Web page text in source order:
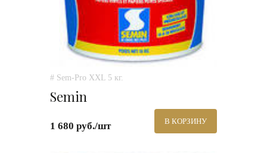
# Sem-Pro XXL 5 кг.
Semin
1 680 руб./шт В КОРЗИНУ